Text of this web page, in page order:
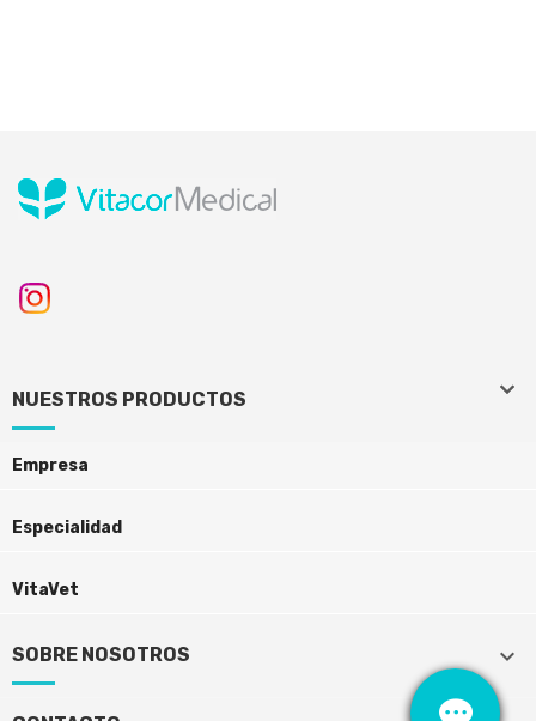
keyboard_arrow_down
NUESTROS PRODUCTOS
Empresa
Especialidad
keyboard_arrow_down
VitaVet
keyboard_arrow_down
SOBRE NOSOTROS